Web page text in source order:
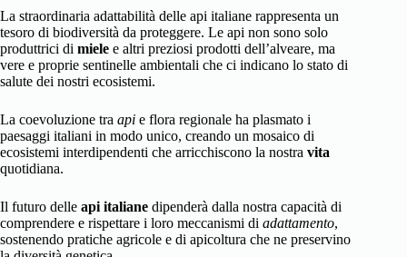
La straordinaria adattabilità delle api italiane rappresenta un
tesoro di biodiversità da proteggere. Le api non sono solo
produttrici di miele e altri preziosi prodotti dell’alveare, ma
vere e proprie sentinelle ambientali che ci indicano lo stato di
salute dei nostri ecosistemi.
La coevoluzione tra api e flora regionale ha plasmato i
paesaggi italiani in modo unico, creando un mosaico di
ecosistemi interdipendenti che arricchiscono la nostra vita
quotidiana.
Il futuro delle api italiane dipenderà dalla nostra capacità di
comprendere e rispettare i loro meccanismi di adattamento,
sostenendo pratiche agricole e di apicoltura che ne preservino